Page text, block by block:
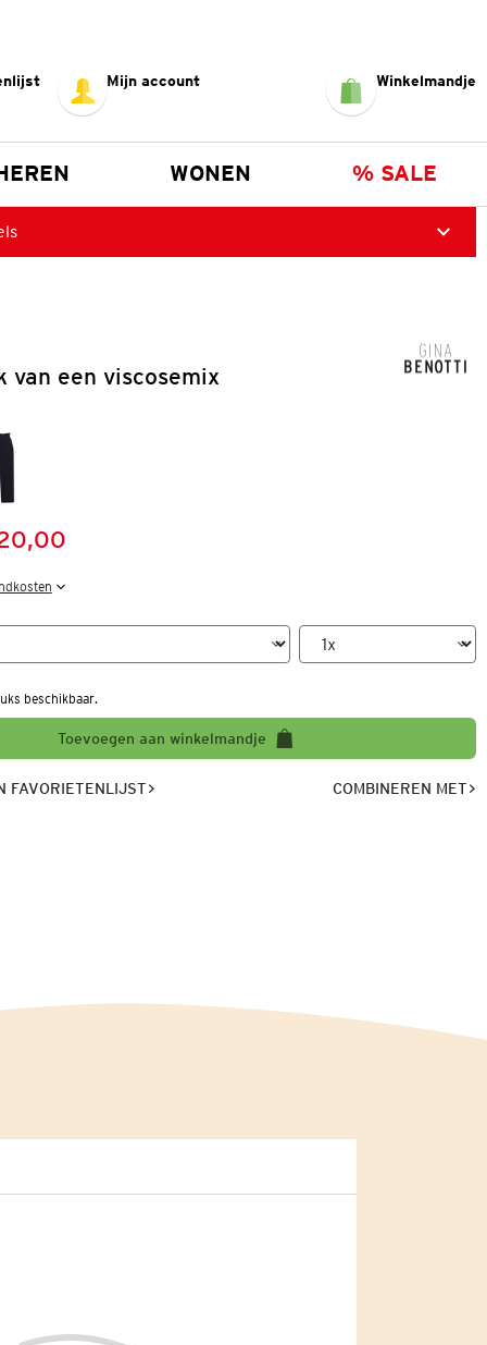
Mijn account Winkelmandje
WONEN % SALE
van een viscosemix
beschikbaar.
Toevoegen aan winkelmandje
FAVORIETENLIJST COMBINEREN MET